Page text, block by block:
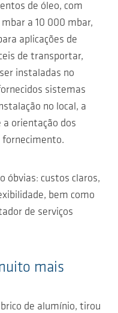
de óleo, com
a 10 000 mbar,
aplicações de
de transportar,
instaladas no
sistemas
no local, a
a orientação dos
fornecimento.
óbvias: custos claros,
bem como
de serviços
mais
de alumínio, tirou